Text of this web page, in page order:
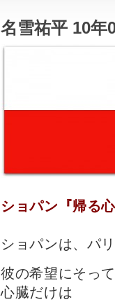
名雪祐平 10年
ショパン『帰る
ショパンは、パ
彼の希望にそっ
心臓だけは